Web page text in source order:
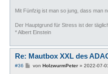
Mit Fünfzig ist man so jung, dass man
Der Hauptgrund für Stress ist der
* Albert Einstein
Re: Mautbox XXL des
#36
Bvon HolzwurmPeter» 2022-07-